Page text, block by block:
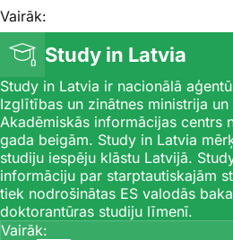
Vairāk:
Study in Latvia
Study in Latvia ir nacionālā
Izglītības un zinātnes ministrija
Akadēmiskās informācijas centrs
gada beigām. Study in Latvia
studiju iespēju klāstu Latvijā.
informāciju par starptautiskajām
tiek nodrošinātas ES valodās
doktorantūras studiju līmenī.
Vairāk: